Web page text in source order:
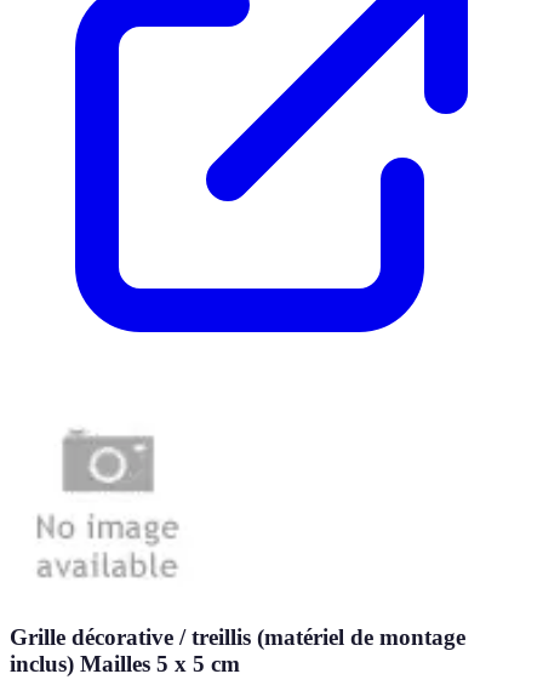
Grille décorative / treillis (matériel de montage
inclus) Mailles 5 x 5 cm